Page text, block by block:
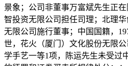
景象；公司非董事万富斌先生正
智投资无限公司担任司理；北理
无限公司施行董事；中国国籍，
世，花火（厦门）文化股份无限
学手艺一等1项，陈运先生未受过